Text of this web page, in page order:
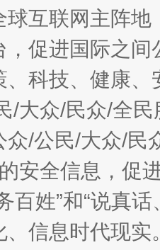
球互联网主阵
，促进国际之
、科技、健康
/大众/民众/全
众/公民/大众/民
安全信息，促
百姓”和“说真
、信息时代现实